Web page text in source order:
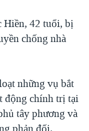
Hiền, 42 tuổi, bị
chống nhà
những vụ bắt
động chính trị tại
tây phương và